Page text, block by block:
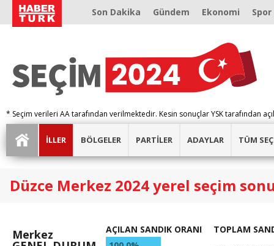
Son Dakika Gündem Ekonomi Spor
* Seçim verileri AA tarafından verilmektedir. Kesin sonuçlar YSK tarafından
İLLER BÖLGELER PARTİLER ADAYLAR TÜM
Düzce Merkez 2024 yerel seçim
Merkez
AÇILAN SANDIK ORANI
TOPLAM